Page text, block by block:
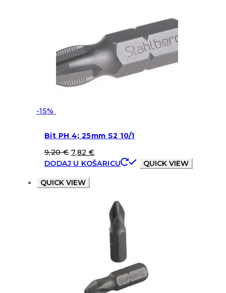
-15%
Bit PH 4; 25mm S2 10/1
9,20€ 7,82 €
DODAJ U KOŠARICU
QUICK VIEW
QUICK VIEW